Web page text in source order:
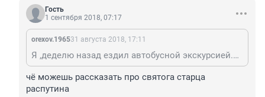
Гость
1 сентября 2018, 07:17
orexov.196531 августа 2018, 17:11
Я ,деделю назад ездил автобусной экскурсией.Покровское.Тобольск,Абалак.Экскурсовод,питание и проезд. 2100.
чё можешь рассказать про святога старца
распутина